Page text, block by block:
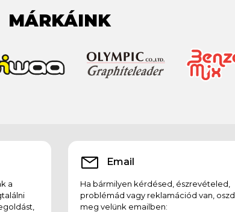
MÁRKÁINK
a
Email
Ha bármilyen kérdésed, észrevételed,
problémád vagy reklamációd van, oszd
meg velünk emailben: